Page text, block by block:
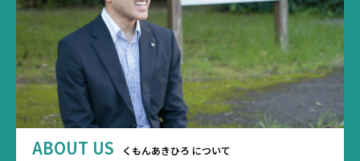
ABOUT US くもんあきひろ について